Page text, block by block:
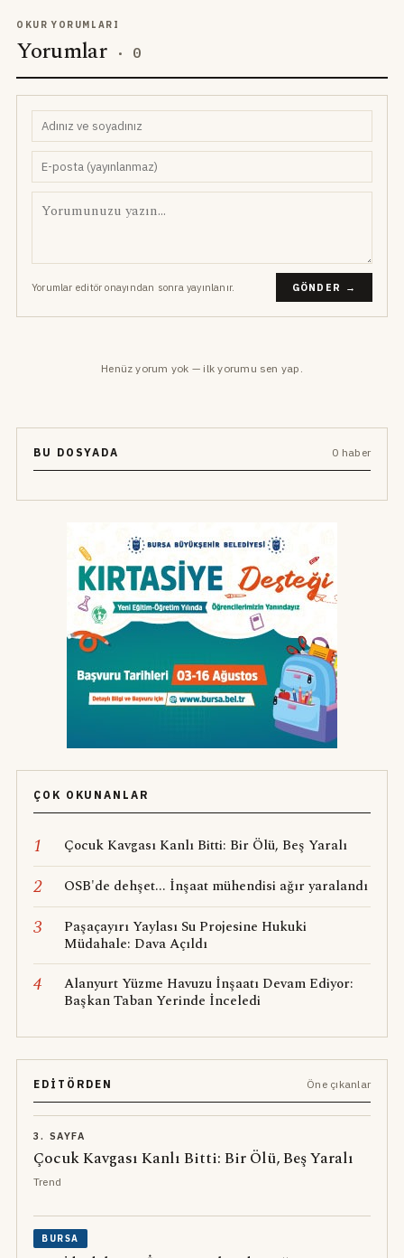
OKUR YORUMLARI
Yorumlar · 0
Yorumlar editör onayından sonra yayınlanır. GÖNDER →
Henüz yorum yok — ilk yorumu sen yap.
BU DOSYADA 0 haber
ÇOK OKUNANLAR
1 Çocuk Kavgası Kanlı Bitti: Bir Ölü, Beş Yaralı
2 OSB'de dehşet... İnşaat mühendisi ağır yaralandı
3
Paşaçayırı Yaylası Su Projesine Hukuki
Müdahale: Dava Açıldı
4
Alanyurt Yüzme Havuzu İnşaatı Devam Ediyor:
Başkan Taban Yerinde İnceledi
EDITÖRDEN Öne çıkanlar
3. SAYFA
Çocuk Kavgası Kanlı Bitti: Bir Ölü, Beş Yaralı
Trend
BURSA